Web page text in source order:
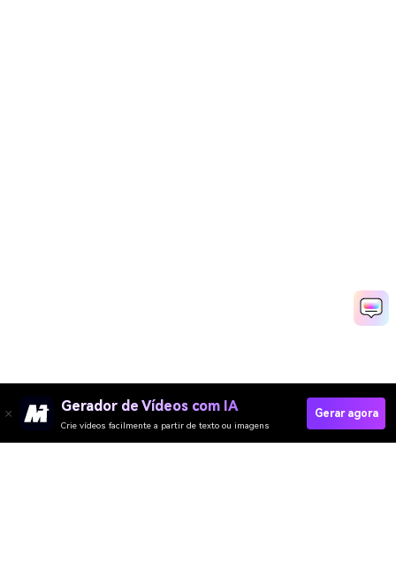
Gerador de Vídeos com IA
Crie vídeos facilmente a partir de texto ou imagens
Gerar agora